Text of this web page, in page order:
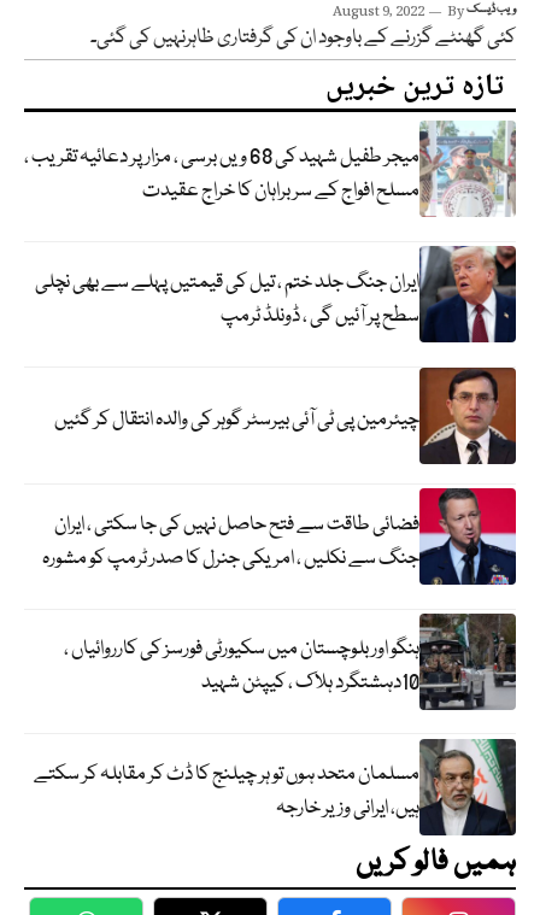
August 9, 2022 Byویب ڈیسک
کئی گھنٹے گزرنے کے باوجود ان کی گرفتاری ظاہرنہیں کی گئی۔
تازہ ترین خبریں
میجر طفیل شہید کی 68 ویں برسی ، مزار پر دعائیہ تقریب ،
مسلح افواج کے سربراہان کا خراج عقیدت
ایران جنگ جلد ختم ، تیل کی قیمتیں پہلے سے بھی نچلی
سطح پر آئیں گی ، ڈونلڈ ٹرمپ
چیئرمین پی ٹی آئی بیرسٹر گوہر کی والدہ انتقال کر گئیں
فضائی طاقت سے فتح حاصل نہیں کی جا سکتی ، ایران
جنگ سے نکلیں ، امریکی جنرل کا صدر ٹرمپ کو مشورہ
ہنگو اور بلوچستان میں سکیورٹی فورسز کی کارروائیاں ،
10دہشتگرد ہلاک ، کیپٹن شہید
مسلمان متحد ہوں تو ہر چیلنج کا ڈٹ کر مقابلہ کر سکتے
ہیں، ایرانی وزیر خارجہ
ہمیں فالو کریں